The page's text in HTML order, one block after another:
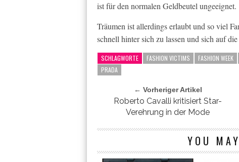
ist für den normalen Geldbeutel ungeeignet.
Träumen ist allerdings erlaubt und so viel
schnell hinter sich zu lassen und sich auf
SCHLAGWORTE FASHION VICTIMS FASHION WEEK
PRADA
← Vorheriger Artikel
Roberto Cavalli kritisiert Star-
Verehrung in der Mode
YOU